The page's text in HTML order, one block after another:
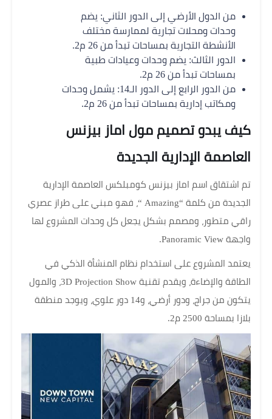
من الدول الأرضي إلى الدور الثاني: يضم
وحدات ومحلات تجارية لممارسة مختلف
الأنشطة التجارية بمساحات تبدأ من 26 م2.
الدور الثالث: يضم وحدات وعيادات طبية
بمساحات تبدأ من 26 م2.
من الدور الرابع إلى الدور الـ14: يشمل وحدات
ومكاتب إدارية بمساحات تبدأ من 26 م2.
كيف يبدو تصميم مول اماز بيزنس
العاصمة الإدارية الجديدة
تم اشتقاق اسم اماز بيزنس كومبلكس العاصمة الإدارية
الجديدة من كلمة “Amazing “، فهو مبني على طراز عصري
راقي متطور، ومصمم بشكل يجعل كل وحدات المشروع لها
واجهة Panoramic View.
يعتمد المشروع على استخدام نظام المنشأة الذكي في
الطاقة والإضاءة، ويقدم تقنية 3D Projection Show، والمول
يتكون من جراج، ودور أرضي، و14 دور علوي، ويوجد منطقة
بلازا بمساحة 2500 م2.